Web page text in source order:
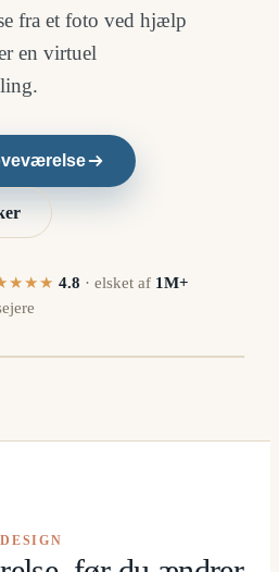
fra et foto ved hjælp
en virtuel
4.8 · elsket af 1M+
⇔